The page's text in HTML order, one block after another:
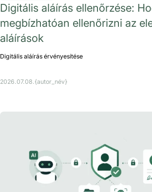
Digitális aláírás ellenőrzése:
megbízhatóan ellenőrizni az
aláírások
Digitális aláírás érvényesítése
2026.07.08. {autor_név}